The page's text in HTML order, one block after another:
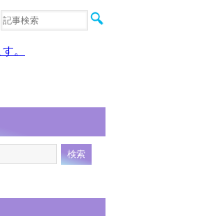
音楽
。